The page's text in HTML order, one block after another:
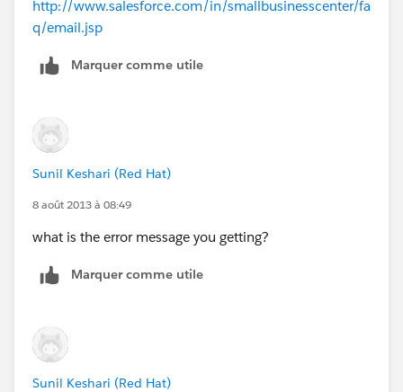
http://www.salesforce.com/in/smallbusinesscenter/fa
q/email.jsp
Marquer comme utile
Sunil Keshari (Red Hat)
8 août 2013 à 08:49
what is the error message you getting?
Marquer comme utile
Sunil Keshari (Red Hat)